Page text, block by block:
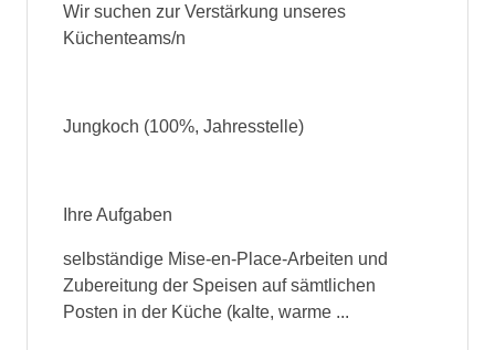
Wir suchen zur Verstärkung unseres
Küchenteams/n
Jungkoch (100%, Jahresstelle)
Ihre Aufgaben
selbständige Mise-en-Place-Arbeiten und
Zubereitung der Speisen auf sämtlichen
Posten in der Küche (kalte, warme ...